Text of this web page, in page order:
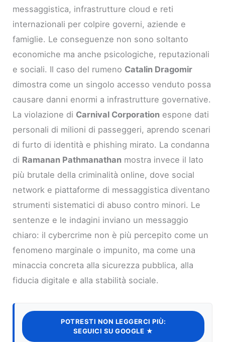
messaggistica, infrastrutture cloud e reti
internazionali per colpire governi, aziende e
famiglie. Le conseguenze non sono soltanto
economiche ma anche psicologiche, reputazionali
e sociali. Il caso del rumeno Catalin Dragomir
dimostra come un singolo accesso venduto possa
causare danni enormi a infrastrutture governative.
La violazione di Carnival Corporation espone dati
personali di milioni di passeggeri, aprendo scenari
di furto di identità e phishing mirato. La condanna
di Ramanan Pathmanathan mostra invece il lato
più brutale della criminalità online, dove social
network e piattaforme di messaggistica diventano
strumenti sistematici di abuso contro minori. Le
sentenze e le indagini inviano un messaggio
chiaro: il cybercrime non è più percepito come un
fenomeno marginale o impunito, ma come una
minaccia concreta alla sicurezza pubblica, alla
fiducia digitale e alla stabilità sociale.
POTRESTI NON LEGGERCI PIÙ:
SEGUICI SU GOOGLE ★